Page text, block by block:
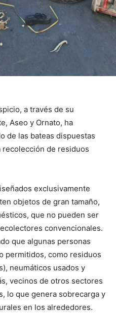
a través de su
Aseo y Ornato, ha
de las bateas dispuestas
de residuos
exclusivamente
objetos de gran tamaño,
que no pueden ser
convencionales.
que algunas personas
permitidos, como residuos
neumáticos usados y
vecinos de otros sectores
lo que genera sobrecarga y
en los alrededores.